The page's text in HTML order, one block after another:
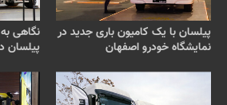
پیلسان با یک کامیون باری جدید در
نمایشگاه خودرو اصفهان
نگاهی
پیلسان